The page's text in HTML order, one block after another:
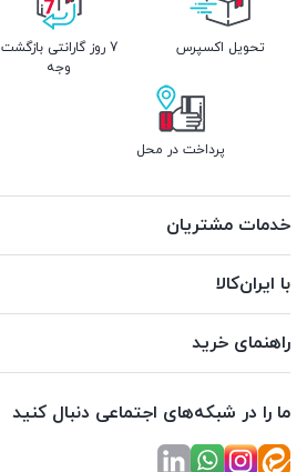
تحویل اکسپرس
7 روز گارانتی بازگشت
وجه
پرداخت در محل
خدمات مشتریان
با ایران‌کالا
راهنمای خرید
ما را در شبکه‌های اجتماعی دنبال کنید